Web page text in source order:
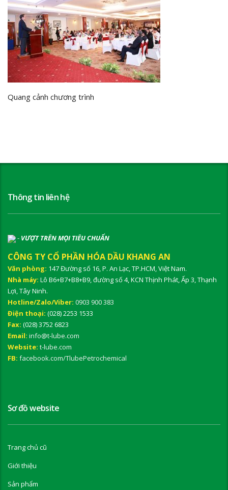
Quang cảnh chương trình
Thông tin liên hệ
- VƯỢT TRÊN MỌI TIÊU CHUẨN
CÔNG TY CỔ PHẦN HÓA DẦU KHANG AN
Văn phòng: 147 Đường số 16, P. An Lạc, TP.HCM, Việt Nam.
Nhà máy: Lô B6+B7+B8+B9, đường số 4, KCN Thịnh Phát, Ấp 3, Thạnh
Lợi, Tây Ninh.
Hotline/Zalo/Viber: 0903 900 383
Điện thoại: (028) 2253 1533
Fax: (028) 3752 6823
Email: info@t-lube.com
Website: t-lube.com
FB: facebook.com/TlubePetrochemical
Sơ đồ website
Trang chủ cũ
Giới thiệu
Sản phẩm